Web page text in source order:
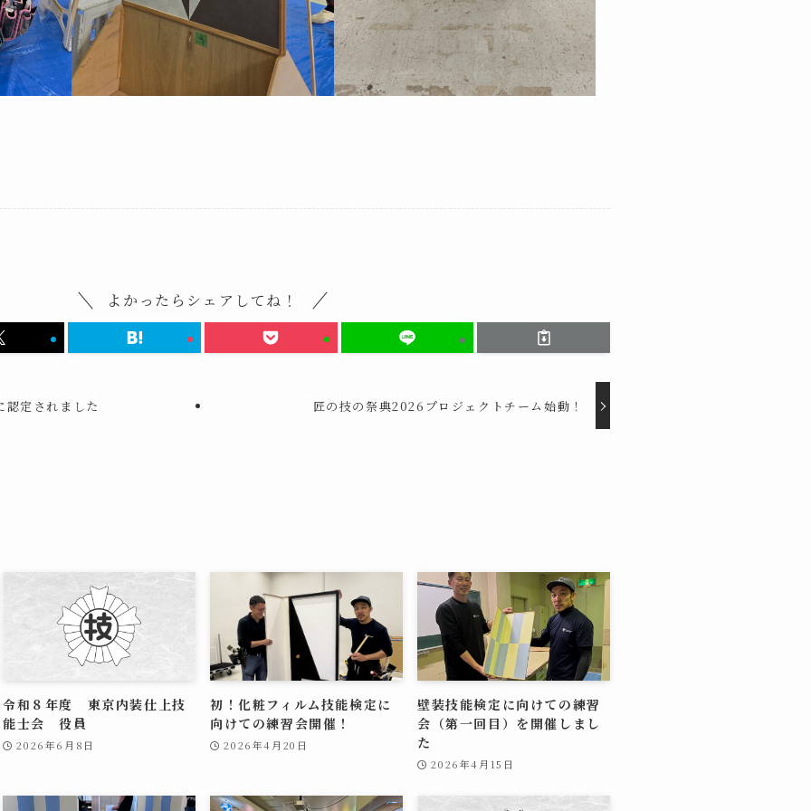
よかったらシェアしてね！
認定されました 匠の技の祭典2026プロジェクトチーム始動！
令和８年度 東京内装仕上技
能士会 役員
2026年6月8日
初！化粧フィルム技能検定に
向けての練習会開催！
2026年4月20日
壁装技能検定に向けての練習
会（第一回目）を開催しまし
た
2026年4月15日